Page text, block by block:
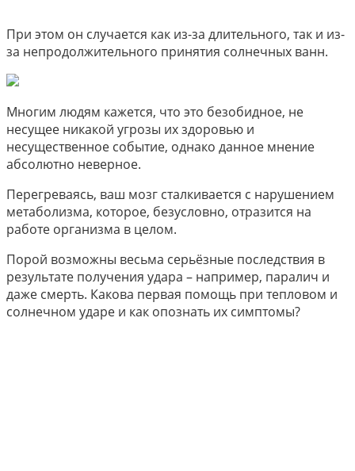
При этом он случается как из-за длительного, так и из-
за непродолжительного принятия солнечных ванн.
Многим людям кажется, что это безобидное, не
несущее никакой угрозы их здоровью и
несущественное событие, однако данное мнение
абсолютно неверное.
Перегреваясь, ваш мозг сталкивается с нарушением
метаболизма, которое, безусловно, отразится на
работе организма в целом.
Порой возможны весьма серьёзные последствия в
результате получения удара – например, паралич и
даже смерть. Какова первая помощь при тепловом и
солнечном ударе и как опознать их симптомы?